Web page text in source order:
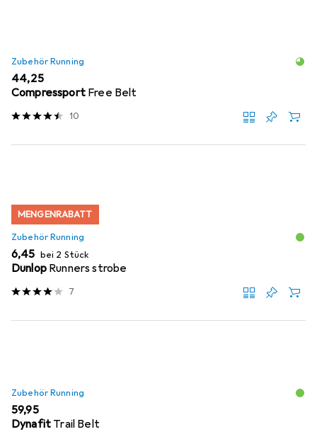
Zubehör Running
EUR
44,25
Compressport Free Belt
10
MENGENRABATT
Zubehör Running
EUR
6,45 bei 2 Stück
Dunlop Runners strobe
7
Zubehör Running
EUR
59,95
Dynafit Trail Belt